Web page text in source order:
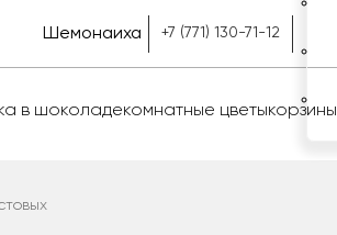
Шемонаиха +7 (771) 130-71-12
в шоколадекомнатные цветыкорзины